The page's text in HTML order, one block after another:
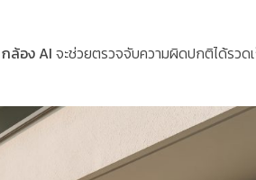
กล้อง AI จะช่วยตรวจจับความผิดปกติได้รวด